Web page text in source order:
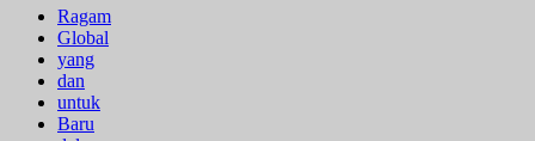
Ragam
Global
yang
dan
untuk
Baru